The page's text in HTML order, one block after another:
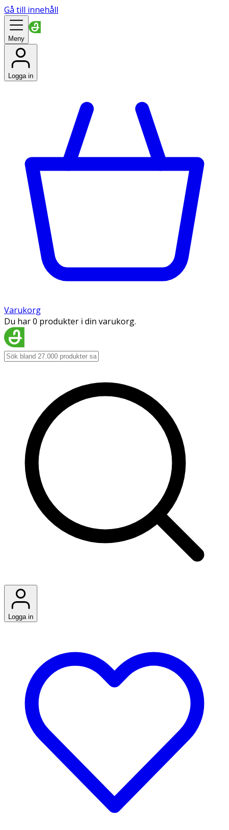
Gå till innehåll
Meny
Logga in
Varukorg
Du har 0 produkter i din varukorg.
Logga in